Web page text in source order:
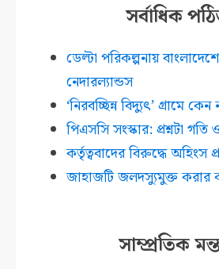
সর্বাধিক
ডেল্টা পরিকল্পনায়
নেদারল্যান্ডস
‘নিরবচ্ছিন্ন বিদ্যুৎ’ গ্রামে
পিএসসি সংস্কার: প্রশ্নটা গতি
কর্তৃত্ববাদের বিরুদ্ধে অহিংস
জাহাজটি জলদস্যুমুক্ত করার
সাম্প্রতিক